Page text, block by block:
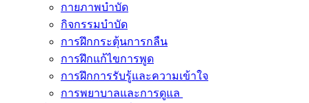
กายภาพบำบัด
กิจกรรมบำบัด
การฝึกกระตุ้นการกลืน
การฝึกแก้ไขการพูด
การฝึกการรับรู้และความเข้าใจ
การพยาบาลและการดูแล